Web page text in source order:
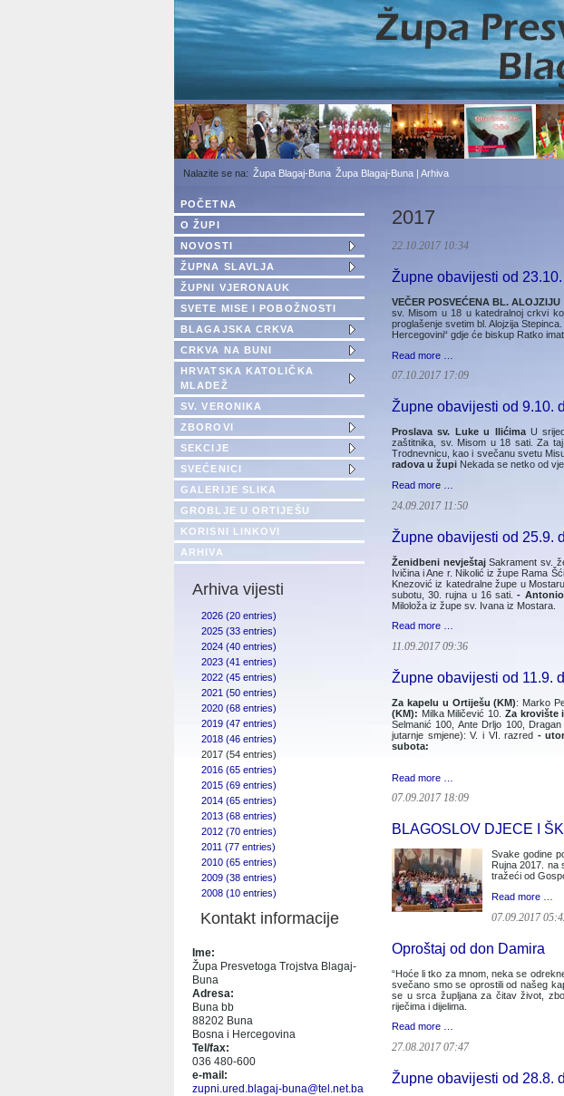
Župa Blagaj-Buna Župa Blagaj-Buna | Arhiva
2017
22.10.2017 10:34
Župne obavijesti od
VEČER POSVEĆENA BL. ALOJZIJU
sv. Misom u 18 u katedralnoj crkvi
proglašenje svetim bl. Alojzija
Hercegovini“ gdje će biskup Ratko
Read more …
07.10.2017 17:09
Župne obavijesti od 9.10.
Proslava sv. Luke u Ilićima U
zaštitnika, sv. Misom u 18 sati. Za
Trodnevnicu, kao i svečanu svetu
radova u župi Nekada se netko od
Read more …
24.09.2017 11:50
Župne obavijesti od 25.9.
Ženidbeni nevještajSakrament sv.
Ivičina i Ane r. Nikolić iz župe Rama
Knezović iz katedralne župe u
subotu, 30. rujna u 16 sati.-
Miloloža iz župe sv. Ivana iz Mostara.
Read more …
11.09.2017 09:36
Župne obavijesti od 11.9.
Za kapelu u Ortiješu (KM): Marko
(KM): Milka Miličević 10. Za krovište
Selmanić 100, Ante Drljo 100,
jutarnje smjene): V. i VI. razred -
subota:
Read more …
07.09.2017 18:09
BLAGOSLOV DJECE I
Svake godine
Rujna 2017. na
tražeći od
Read more …
07.09.2017
Oproštaj od don Damira
“Hoće li tko za mnom, neka se
svečano smo se oprostili od našeg
se u srca župljana za čitav život,
riječima i dijelima.
Read more …
27.08.2017 07:47
Župne obavijesti od 28.8.
POČETNA
O ŽUPI
NOVOSTI
ŽUPNA SLAVLJA
ŽUPNI VJERONAUK
SVETE MISE I POBOŽNOSTI
BLAGAJSKA CRKVA
CRKVA NA BUNI
HRVATSKA KATOLIČKA
MLADEŽ
SV. VERONIKA
ZBOROVI
SEKCIJE
SVEĆENICI
GALERIJE SLIKA
GROBLJE U ORTIJEŠU
KORISNI LINKOVI
ARHIVA
Arhiva vijesti
2026 (20 entries)
2025 (33 entries)
2024 (40 entries)
2023 (41 entries)
2022 (45 entries)
2021 (50 entries)
2020 (68 entries)
2019 (47 entries)
2018 (46 entries)
2017 (54 entries)
2016 (65 entries)
2015 (69 entries)
2014 (65 entries)
2013 (68 entries)
2012 (70 entries)
2011 (77 entries)
2010 (65 entries)
2009 (38 entries)
2008 (10 entries)
Kontakt informacije
Ime:
Župa Presvetoga Trojstva Blagaj-
Buna
Adresa:
Buna bb
88202 Buna
Bosna i Hercegovina
Tel/fax:
036 480-600
e-mail:
zupni.ured.blagaj-buna@tel.net.ba